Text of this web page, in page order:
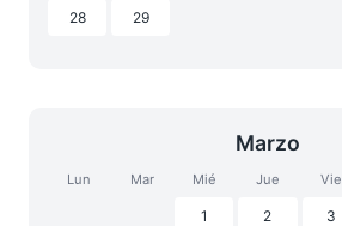
28 29
Marzo
Lun Mar Mié Jue Vie
1 2 3